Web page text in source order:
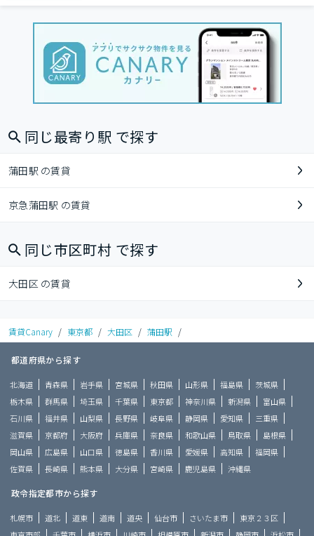
同じ最寄り駅 で探す
蒲田駅 の賃貸
京急蒲田駅 の賃貸
同じ市区町村 で探す
大田区 の賃貸
賃貸Canary / 東京都 / 大田区 / 蒲田駅 /
都道府県から探す
北海道 青森県 岩手県 宮城県 秋田県 山形県 福島県
茨城県
栃木県
群馬県 埼玉県 千葉県 東京都 神奈川県 新潟県
富山県
石川県
福井県 山梨県 長野県 岐阜県 静岡県 愛知県
三重県
滋賀県
京都府 大阪府 兵庫県 奈良県 和歌山県 鳥取県
島根県
岡山県
広島県 山口県 徳島県 香川県 愛媛県 高知県
福岡県
佐賀県
長崎県 熊本県 大分県 宮崎県 鹿児島県 沖縄県
政令指定都市から探す
札幌市 道北 道東 道南 道央 仙台市 さいたま市
東京２３区